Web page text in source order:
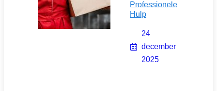
Professionele
Hulp
24
december
2025